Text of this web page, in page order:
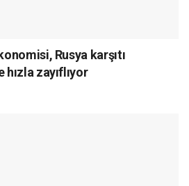
Rusya karşıtı
hızla zayıflıyor